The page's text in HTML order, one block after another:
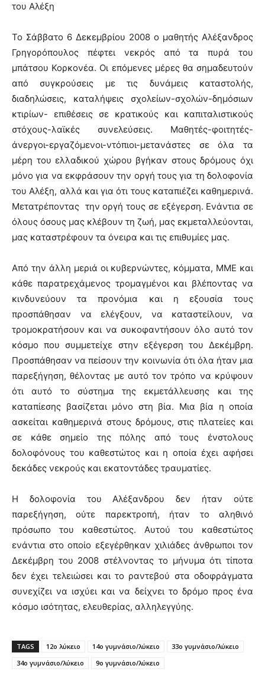
του Αλέξη
Το Σάββατο 6 Δεκεμβρίου 2008 ο μαθητής Αλέξανδρος
Γρηγορόπουλος πέφτει νεκρός από τα πυρά του
μπάτσου Κορκονέα. Οι επόμενες μέρες θα σημαδευτούν
από συγκρούσεις με τις δυνάμεις καταστολής,
διαδηλώσεις, καταλήψεις σχολείων-σχολών-δημόσιων
κτιρίων- επιθέσεις σε κρατικούς και καπιταλιστικούς
στόχους-λαϊκές συνελεύσεις. Μαθητές-φοιτητές-
άνεργοι-εργαζόμενοι-ντόπιοι-μετανάστες σε όλα τα
μέρη του ελλαδικού χώρου βγήκαν στους δρόμους όχι
μόνο για να εκφράσουν την οργή τους για τη δολοφονία
του Αλέξη, αλλά και για ότι τους καταπιέζει καθημερινά.
Μετατρέποντας την οργή τους σε εξέγερση. Ενάντια σε
όλους όσους μας κλέβουν τη ζωή, μας εκμεταλλεύονται,
μας καταστρέφουν τα όνειρα και τις επιθυμίες μας.
Από την άλλη μεριά οι κυβερνώντες, κόμματα, ΜΜΕ και
κάθε παρατρεχάμενος τρομαγμένοι και βλέποντας να
κινδυνεύουν τα προνόμια και η εξουσία τους
προσπάθησαν να ελέγξουν, να καταστείλουν, να
τρομοκρατήσουν και να συκοφαντήσουν όλο αυτό τον
κόσμο που συμμετείχε στην εξέγερση του Δεκέμβρη.
Προσπάθησαν να πείσουν την κοινωνία ότι όλα ήταν μια
παρεξήγηση, θέλοντας με αυτό τον τρόπο να κρύψουν
ότι αυτό το σύστημα της εκμετάλλευσης και της
καταπίεσης βασίζεται μόνο στη βία. Μια βία η οποία
ασκείται καθημερινά στους δρόμους, στις πλατείες και
σε κάθε σημείο της πόλης από τους ένστολους
δολοφόνους του καθεστώτος και η οποία έχει αφήσει
δεκάδες νεκρούς και εκατοντάδες τραυματίες.
Η δολοφονία του Αλέξανδρου δεν ήταν ούτε
παρεξήγηση, ούτε παρεκτροπή, ήταν το αληθινό
πρόσωπο του καθεστώτος. Αυτού του καθεστώτος
ενάντια στο οποίο εξεγέρθηκαν χιλιάδες άνθρωποι τον
Δεκέμβρη του 2008 στέλνοντας το μήνυμα ότι τίποτα
δεν έχει τελειώσει και το ραντεβού στα οδοφράγματα
συνεχίζει να ισχύει και να δείχνει το δρόμο προς ένα
κόσμο ισότητας, ελευθερίας, αλληλεγγύης.
TAGS 12ο λύκειο 14ο γυμνάσιο/λύκειο
33ο γυμνάσιο/λύκειο
34ο γυμνάσιο/λύκειο
9ο γυμνάσιο/λύκειο